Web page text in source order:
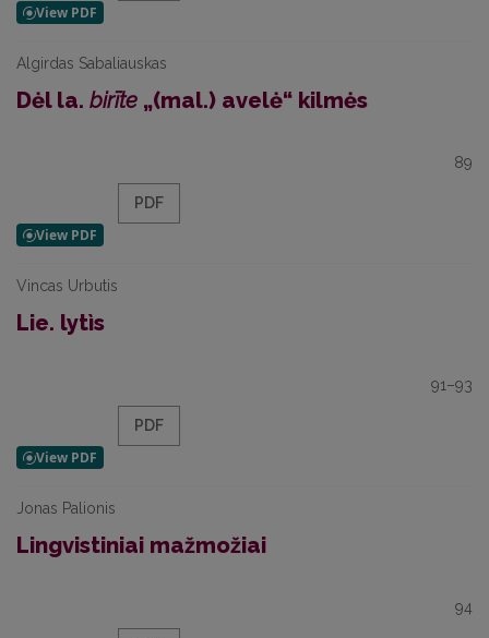
Algirdas Sabaliauskas
Dėl la. birīte „(mal.) avelė“ kilmės
89
PDF
Vincas Urbutis
Lie. lytìs
91–93
PDF
Jonas Palionis
Lingvistiniai mažmožiai
94